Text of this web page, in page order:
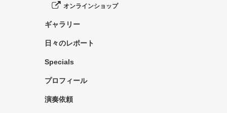
オンラインショップ
ギャラリー
日々のレポート
Specials
プロフィール
演奏依頼